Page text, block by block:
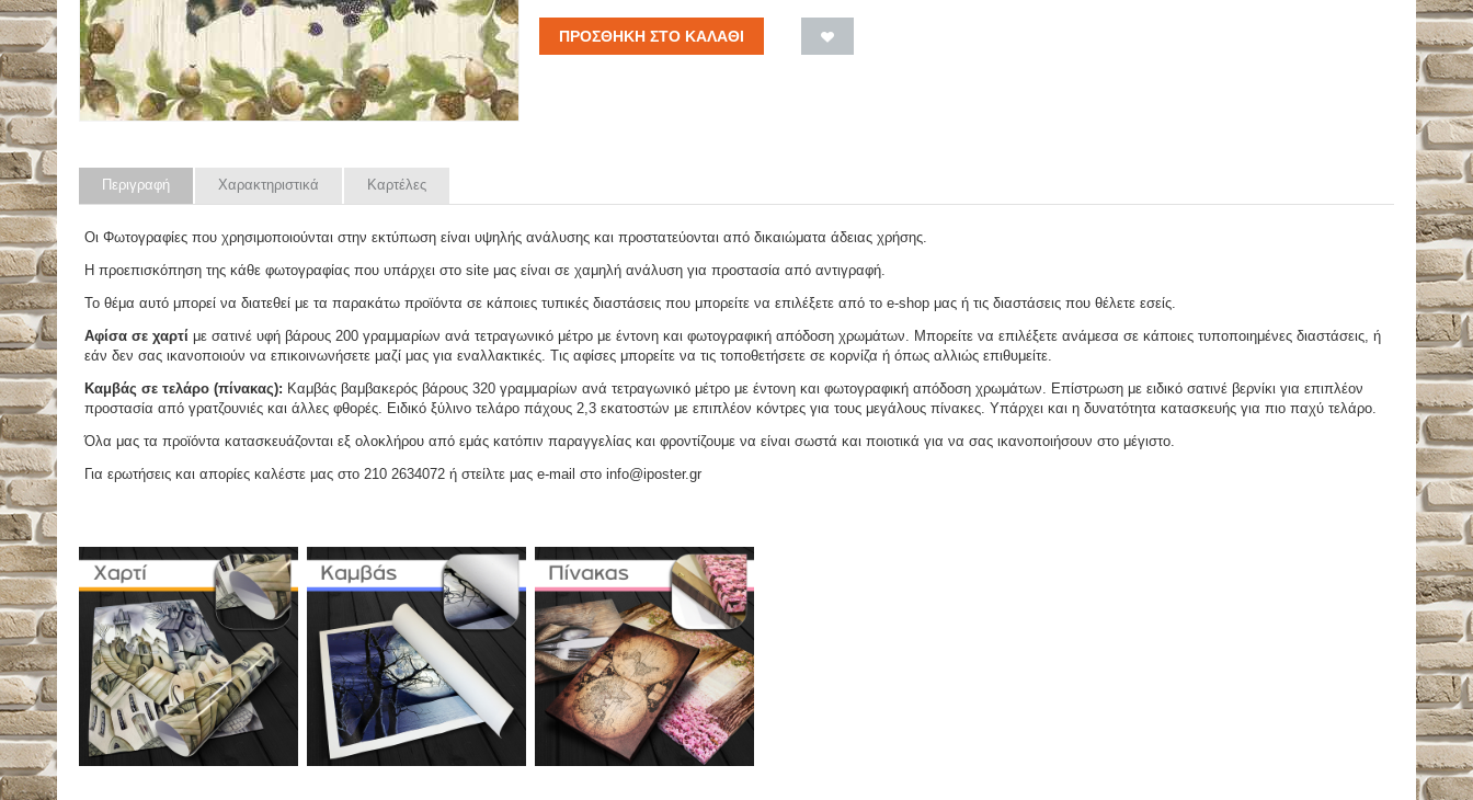
ΠΡΟΣΘΉΚΗ ΣΤΟ ΚΑΛΆΘΙ
Περιγραφή Χαρακτηριστικά Καρτέλες
Οι Φωτογραφίες που χρησιμοποιούνται στην εκτύπωση είναι υψηλής ανάλυσης και προστατεύονται από δικαιώματα άδειας χρήσης.
Η προεπισκόπηση της κάθε φωτογραφίας που υπάρχει στο site μας είναι σε χαμηλή ανάλυση για προστασία από αντιγραφή.
Το θέμα αυτό μπορεί να διατεθεί με τα παρακάτω προϊόντα σε κάποιες τυπικές διαστάσεις που μπορείτε να επιλέξετε από το e-shop μας ή τις διαστάσεις που θέλετε εσείς.
Αφίσα σε χαρτί με σατινέ υφή βάρους 200 γραμμαρίων ανά τετραγωνικό μέτρο με έντονη και φωτογραφική απόδοση χρωμάτων. Μπορείτε να επιλέξετε ανάμεσα σε κάποιες τυποποιημένες διαστάσεις, ή
εάν δεν σας ικανοποιούν να επικοινωνήσετε μαζί μας για εναλλακτικές. Τις αφίσες μπορείτε να τις τοποθετήσετε σε κορνίζα ή όπως αλλιώς επιθυμείτε.
Καμβάς σε τελάρο (πίνακας): Καμβάς βαμβακερός βάρους 320 γραμμαρίων ανά τετραγωνικό μέτρο με έντονη και φωτογραφική απόδοση χρωμάτων. Επίστρωση με ειδικό σατινέ βερνίκι για επιπλέον
προστασία από γρατζουνιές και άλλες φθορές. Ειδικό ξύλινο τελάρο πάχους 2,3 εκατοστών με επιπλέον κόντρες για τους μεγάλους πίνακες. Υπάρχει και η δυνατότητα κατασκευής για πιο παχύ τελάρο.
Όλα μας τα προϊόντα κατασκευάζονται εξ ολοκλήρου από εμάς κατόπιν παραγγελίας και φροντίζουμε να είναι σωστά και ποιοτικά για να σας ικανοποιήσουν στο μέγιστο.
Για ερωτήσεις και απορίες καλέστε μας στο 210 2634072 ή στείλτε μας e-mail στο info@iposter.gr